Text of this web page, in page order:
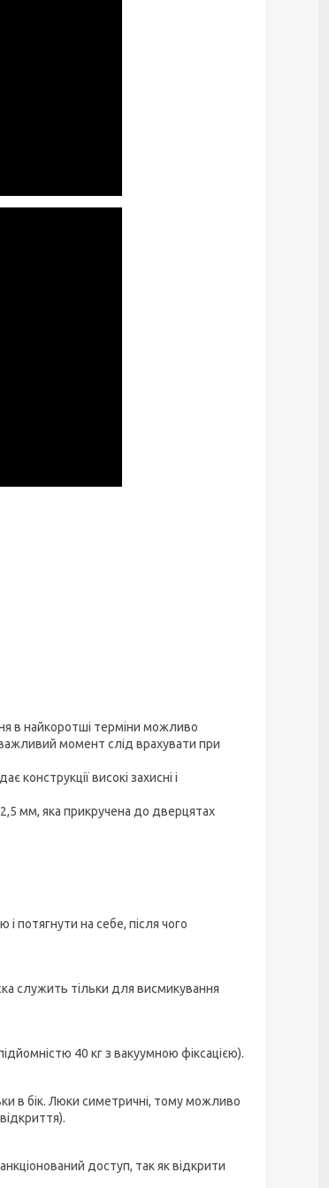
в найкоротші терміни можливо
момент слід врахувати при
високі захисні і
мм, яка прикручена до дверцятах
потягнути на себе, після чого
служить тільки для висмикування
40 кг з вакуумною фіксацією).
в бік. Люки симетричні, тому можливо
доступ, так як відкрити